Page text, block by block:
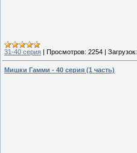
31-40 серия | Просмотров: 2254 | Загрузок:
Мишки Гамми - 40 серия (1 часть)